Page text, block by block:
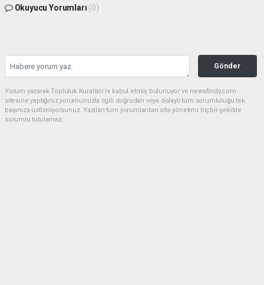
Okuyucu Yorumları (0)
Gönder
Yorum yazarak Topluluk Kuralları’nı kabul etmiş bulunuyor ve newsfindy.com
sitesine yaptığınız yorumunuzla ilgili doğrudan veya dolaylı tüm sorumluluğu tek
başınıza üstleniyorsunuz. Yazılan tüm yorumlardan site yönetimi hiçbir şekilde
sorumlu tutulamaz.